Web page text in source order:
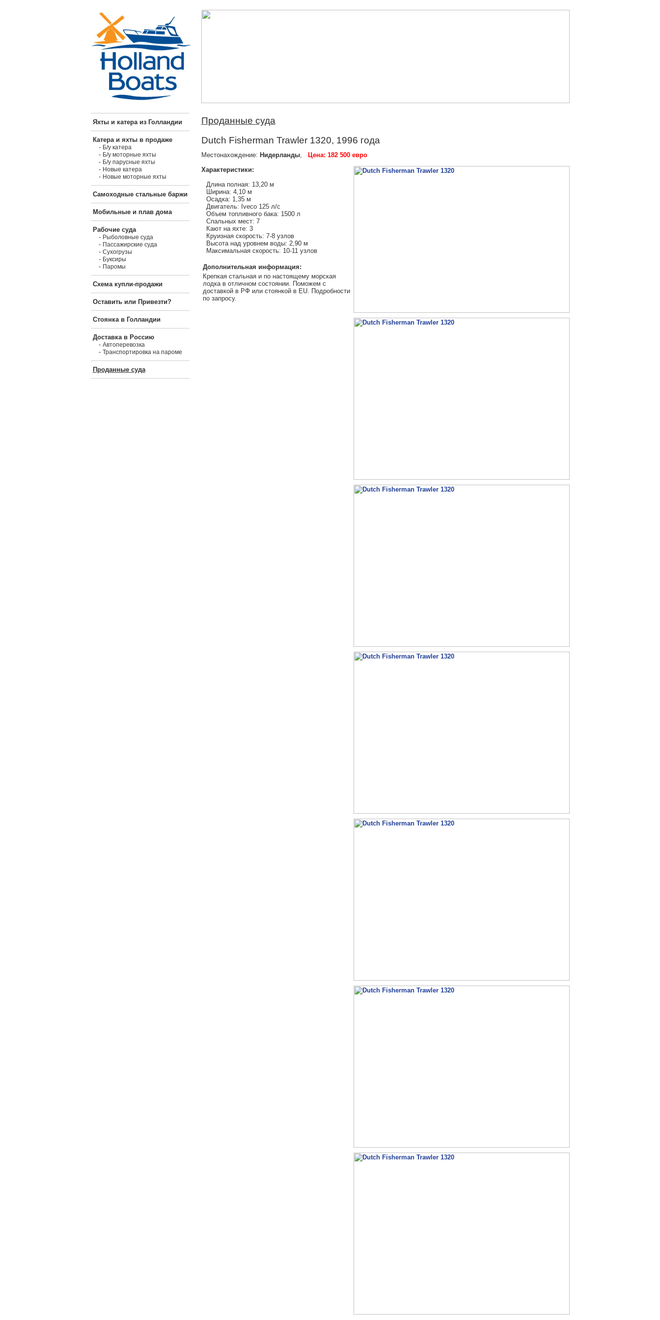
Яхты и катера из Голландии
Катера и яхты в продаже
- Б/у катера
- Б/у моторные яхты
- Б/у парусные яхты
- Новые катера
- Новые моторные яхты
Самоходные стальные баржи
Мобильные и плав дома
Рабочие суда
- Рыболовные суда
- Пассажирские суда
- Сухогрузы
- Буксиры
- Паромы
Схема купли-продажи
Оставить или Привезти?
Стоянка в Голландии
Доставка в Россию
- Автоперевозка
- Транспортировка на пароме
Проданные суда
Проданные суда
Dutch Fisherman Trawler 1320, 1996 года
Местонахождение: Нидерланды, Цена: 182 500 евро
Характеристики:
Длина полная: 13,20 м
Ширина: 4,10 м
Осадка: 1,35 м
Двигатель: Iveco 125 л/с
Объем топливного бака: 1500 л
Спальных мест: 7
Кают на яхте: 3
Круизная скорость: 7-8 узлов
Высота над уровнем воды: 2,90 м
Максимальная скорость: 10-11 узлов
Дополнительная информация:
Крепкая стальная и по настоящему морская
лодка в отличном состоянии. Поможем с
доставкой в РФ или стоянкой в EU. Подробности
по запросу.